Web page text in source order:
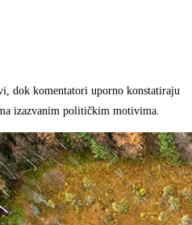
dok komentatori uporno konstatiraju
izazvanim političkim motivima.